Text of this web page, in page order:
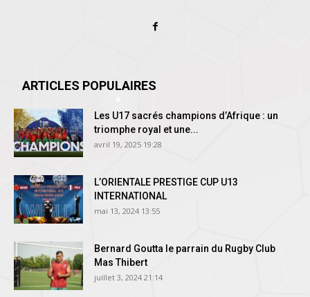
ARTICLES POPULAIRES
Les U17 sacrés champions d’Afrique : un
triomphe royal et une...
avril 19, 2025 19:28
L’ORIENTALE PRESTIGE CUP U13
INTERNATIONAL
mai 13, 2024 13:55
Bernard Goutta le parrain du Rugby Club
Mas Thibert
juillet 3, 2024 21:14